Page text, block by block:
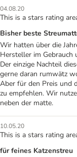
04.08.20
This is a stars rating
Bisher beste
Wir hatten über die
Hersteller im Gebrauch
Der einzige Nachteil
gerne daran rumwätz
Aber für den Preis und
zu empfehlen. Wir
neben der matte.
10.05.20
This is a stars rating
für feines Katzenstreu